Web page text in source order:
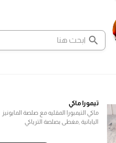
تيمورا ماكي
ماكي التيمبورا المقليه مع صلصة المايونيز
اليابانية ,مغطى بصلصة الترياكي